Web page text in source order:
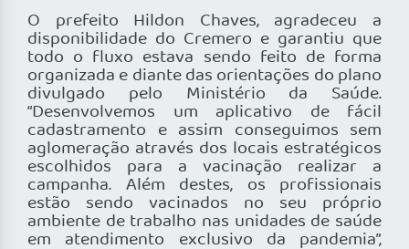
O prefeito Hildon Chaves, agradeceu a
disponibilidade do Cremero e garantiu que
todo o fluxo estava sendo feito de forma
organizada e diante das orientações do plano
divulgado pelo Ministério da Saúde.
“Desenvolvemos um aplicativo de fácil
cadastramento e assim conseguimos sem
aglomeração através dos locais estratégicos
escolhidos para a vacinação realizar a
campanha. Além destes, os profissionais
estão sendo vacinados no seu próprio
ambiente de trabalho nas unidades de saúde
em atendimento exclusivo da pandemia”,